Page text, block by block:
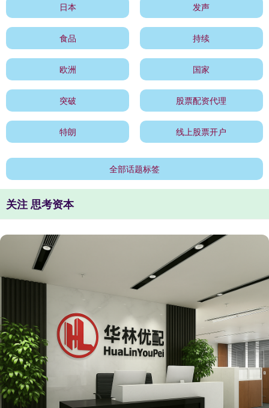
日本 发声
食品 持续
欧洲 国家
突破 股票配资代理
特朗 线上股票开户
全部话题标签
关注 思考资本